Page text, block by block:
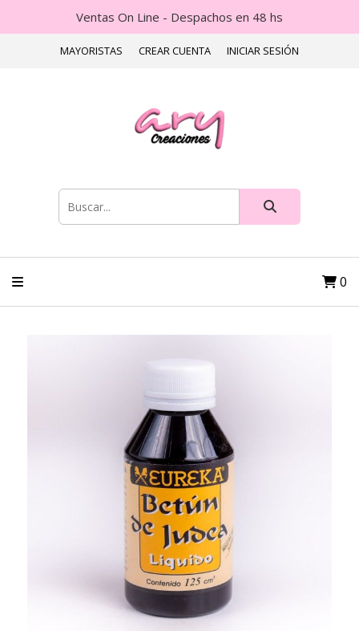
Ventas On Line - Despachos en 48 hs
MAYORISTAS CREAR CUENTA INICIAR SESIÓN
0